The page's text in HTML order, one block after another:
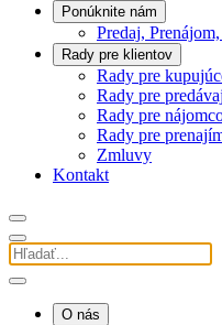
Ponúknite nám
Predaj,
Rady pre klientov
Rady pre
Rady pre
Rady pre
Rady pre
Zmluvy
Kontakt
O nás